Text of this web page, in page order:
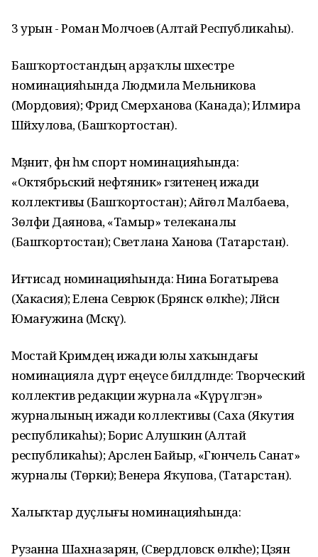
3 урын - Роман Молчоев (Алтай Республикаһы).
Башҡортостандың арҙаҡлы шәхестәре
номинацияһында Людмила Мельникова
(Мордовия); Фәридә Сәмерханова (Канада); Илмира
Шәйхулова, (Башҡортостан).
Мәҙәниәт, фән һәм спорт номинацияһында:
«Октябрьский нефтяник» гәзитенең ижади
коллективы (Башҡортостан); Айгөл Малбаева,
Зөлфиә Даянова, «Тамыр» телеканалы
(Башҡортостан); Светлана Ханова (Татарстан).
Иғтисад номинацияһында: Нина Богатырева
(Хакасия); Елена Севрюк (Брянск өлкәһе); Ләйсән
Юмағужина (Мәскәү).
Мостай Кәримдең ижади юлы хаҡындағы
номинацияла дүрт еңеүсе билдәләнде: Творческий
коллектив редакции журнала «Күрүлгэн»
журналының ижади коллективы (Саха (Якутия
республикаһы); Борис Алушкин (Алтай
республикаһы); Арслен Байыр, «Гюнчель Санат»
журналы (Төркиә); Венера Яҡупова, (Татарстан).
Халыҡтар дуҫлығы номинацияһында:
Рузанна Шахназарян, (Свердловск өлкәһе); Цзян